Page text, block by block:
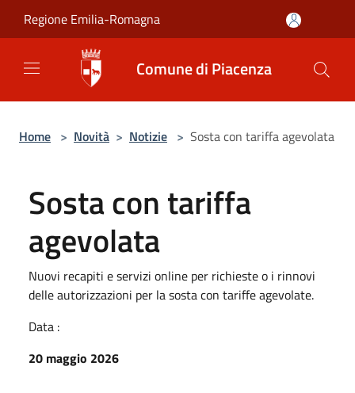
Regione Emilia-Romagna
Comune di Piacenza
Home > Novità > Notizie > Sosta con tariffa agevolata
Sosta con tariffa
agevolata
Nuovi recapiti e servizi online per richieste o i rinnovi
delle autorizzazioni per la sosta con tariffe agevolate.
Data :
20 maggio 2026